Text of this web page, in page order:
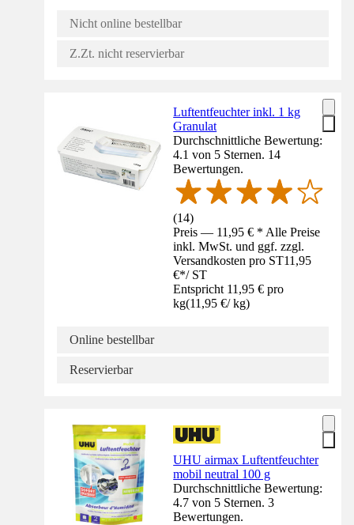
Nicht online bestellbar
Z.Zt. nicht reservierbar
Luftentfeuchter inkl. 1 kg
Granulat
Durchschnittliche Bewertung:
4.1 von 5 Sternen. 14
Bewertungen.
(14)
Preis — 11,95 € * Alle Preise
inkl. MwSt. und ggf. zzgl.
Versandkosten pro ST11,95
€*/ ST
Entspricht 11,95 € pro
kg(11,95 €/ kg)
Online bestellbar
Reservierbar
UHU airmax Luftentfeuchter
mobil neutral 100 g
Durchschnittliche Bewertung:
4.7 von 5 Sternen. 3
Bewertungen.